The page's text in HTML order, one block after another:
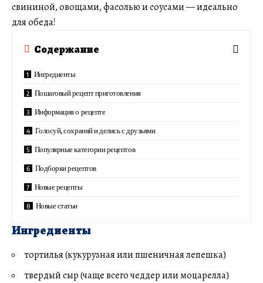
свининой, овощами, фасолью и соусами — идеально
для обеда!
Содержание
Ингредиенты
Пошаговый рецепт приготовления
Информация о рецепте
Голосуй, сохраняй и делись с друзьями
Популярные категории рецептов
Подборки рецептов
Новые рецепты
Новые статьи
Ингредиенты
тортилья (кукурузная или пшеничная лепешка)
твердый сыр (чаще всего чеддер или моцарелла)